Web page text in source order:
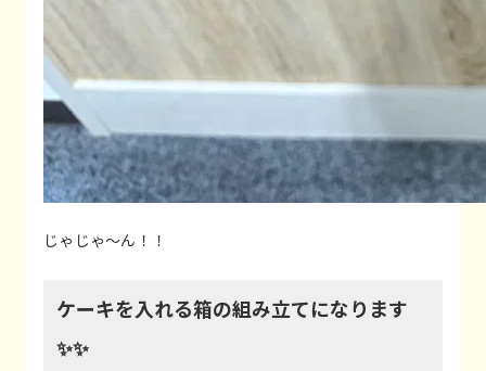
じゃじゃ～ん！！
ケーキを入れる箱の組み立てになります
✨✨